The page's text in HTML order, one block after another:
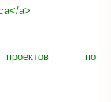
a>
проектов по